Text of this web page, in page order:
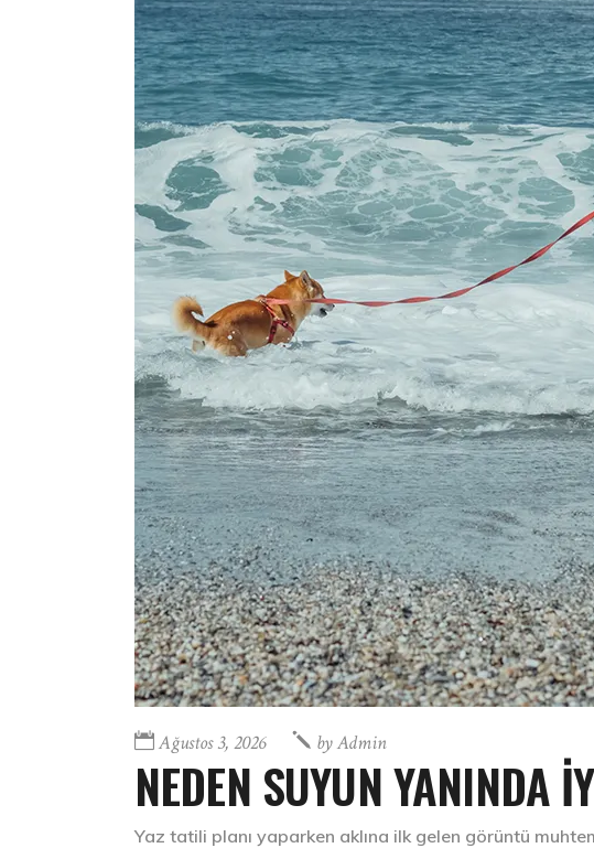
Ağustos 3, 2026 byAdmin
NEDEN SUYUN YANINDA
Yaz tatili planı yaparken aklına ilk gelen görüntü